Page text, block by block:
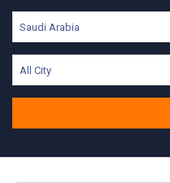
Saudi Arabia
All City